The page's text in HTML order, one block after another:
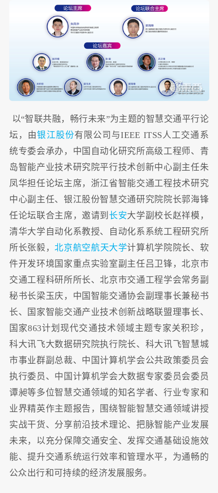
以“智联共融，畅行未来”为主题的智慧交通平行论
坛，由银江股份有限公司与IEEE ITSS人工交通系
统专委会承办，中国自动化研究所高级工程师、青
岛智能产业技术研究院平行技术创新中心副主任朱
凤华担任论坛主席，浙江省智能交通工程技术研究
中心副主任、银江股份智慧交通研究院院长郭海锋
任论坛联合主席，邀请到 长安大学副校长赵祥模，
清华大学自动化系教授、自动化系系统工程研究所
所长张毅，北京航空航天大学计算机学院院长、软
件开发环境国家重点实验室副主任吕卫锋，北京市
交通工程科研所所长、北京市交通工程学会常务副
秘书长梁玉庆，中国智能交通协会副理事长兼秘书
长、国家智能交通产业技术创新战略联盟理事长、
国家863计划现代交通技术领域主题专家关积珍，
科大讯飞大数据研究院执行院长、科大讯飞智慧城
市事业群副总裁、中国计算机学会公共政策委员会
执行委员、中国计算机学会大数据专家委员会委员
谭昶等多位智慧交通领域的知名学者、行业专家和
业界精英作主题报告，围绕智能智慧交通领域讲授
实战干货、分享前沿技术理论、把脉智能产业发展
未来，以充分保障交通安全、发挥交通基础设施效
能、提升交通系统运行效率和管理水平，为通畅的
公众出行和可持续的经济发展服务。